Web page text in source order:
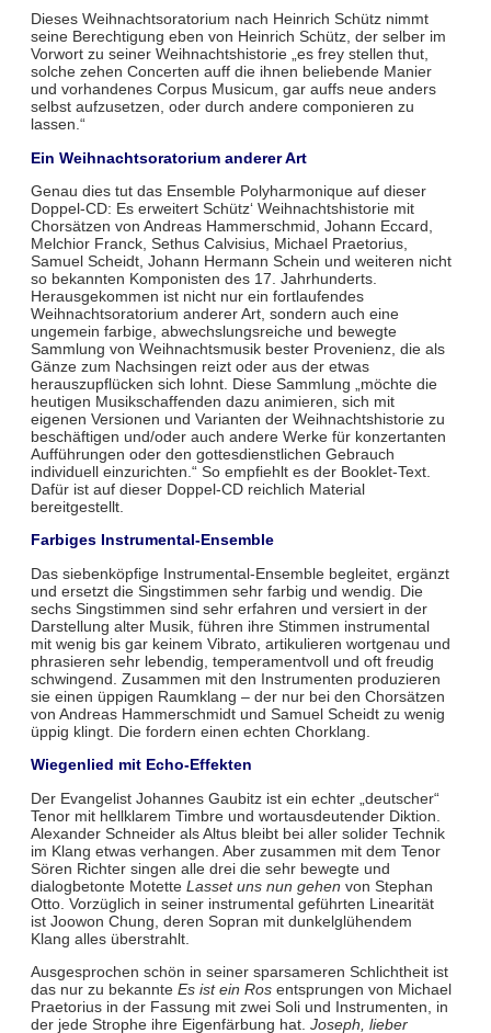
Dieses Weihnachtsoratorium nach Heinrich Schütz nimmt
seine Berechtigung eben von Heinrich Schütz, der selber im
Vorwort zu seiner Weihnachtshistorie „es frey stellen thut,
solche zehen Concerten auff die ihnen beliebende Manier
und vorhandenes Corpus Musicum, gar auffs neue anders
selbst aufzusetzen, oder durch andere componieren zu
lassen.“
Ein Weihnachtsoratorium anderer Art
Genau dies tut das Ensemble Polyharmonique auf dieser
Doppel-CD: Es erweitert Schütz‘ Weihnachtshistorie mit
Chorsätzen von Andreas Hammerschmid, Johann Eccard,
Melchior Franck, Sethus Calvisius, Michael Praetorius,
Samuel Scheidt, Johann Hermann Schein und weiteren nicht
so bekannten Komponisten des 17. Jahrhunderts.
Herausgekommen ist nicht nur ein fortlaufendes
Weihnachtsoratorium anderer Art, sondern auch eine
ungemein farbige, abwechslungsreiche und bewegte
Sammlung von Weihnachtsmusik bester Provenienz, die als
Gänze zum Nachsingen reizt oder aus der etwas
herauszupflücken sich lohnt. Diese Sammlung „möchte die
heutigen Musikschaffenden dazu animieren, sich mit
eigenen Versionen und Varianten der Weihnachtshistorie zu
beschäftigen und/oder auch andere Werke für konzertanten
Aufführungen oder den gottesdienstlichen Gebrauch
individuell einzurichten.“ So empfiehlt es der Booklet-Text.
Dafür ist auf dieser Doppel-CD reichlich Material
bereitgestellt.
Farbiges Instrumental-Ensemble
Das siebenköpfige Instrumental-Ensemble begleitet, ergänzt
und ersetzt die Singstimmen sehr farbig und wendig. Die
sechs Singstimmen sind sehr erfahren und versiert in der
Darstellung alter Musik, führen ihre Stimmen instrumental
mit wenig bis gar keinem Vibrato, artikulieren wortgenau und
phrasieren sehr lebendig, temperamentvoll und oft freudig
schwingend. Zusammen mit den Instrumenten produzieren
sie einen üppigen Raumklang – der nur bei den Chorsätzen
von Andreas Hammerschmidt und Samuel Scheidt zu wenig
üppig klingt. Die fordern einen echten Chorklang.
Wiegenlied mit Echo-Effekten
Der Evangelist Johannes Gaubitz ist ein echter „deutscher“
Tenor mit hellklarem Timbre und wortausdeutender Diktion.
Alexander Schneider als Altus bleibt bei aller solider Technik
im Klang etwas verhangen. Aber zusammen mit dem Tenor
Sören Richter singen alle drei die sehr bewegte und
dialogbetonte Motette Lasset uns nun gehen von Stephan
Otto. Vorzüglich in seiner instrumental geführten Linearität
ist Joowon Chung, deren Sopran mit dunkelglühendem
Klang alles überstrahlt.
Ausgesprochen schön in seiner sparsameren Schlichtheit ist
das nur zu bekannte Es ist ein Rosentsprungen von Michael
Praetorius in der Fassung mit zwei Soli und Instrumenten, in
der jede Strophe ihre Eigenfärbung hat. Joseph, lieber